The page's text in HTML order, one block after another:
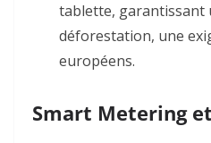
tablette, garantissant
déforestation, une
européens.
Smart Metering